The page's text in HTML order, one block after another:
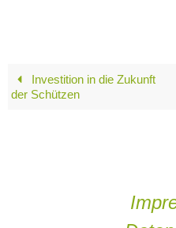
Investition in die Zukunft
der Schützen